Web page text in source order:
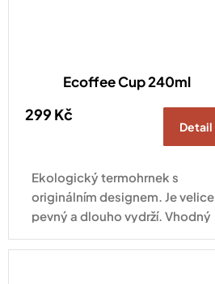
Ecoffee Cup 240ml
299 Kč
Detail
Ekologický termohrnek s
originálním designem. Je velice
pevný a dlouho vydrží. Vhodný
pro každodenní využití.